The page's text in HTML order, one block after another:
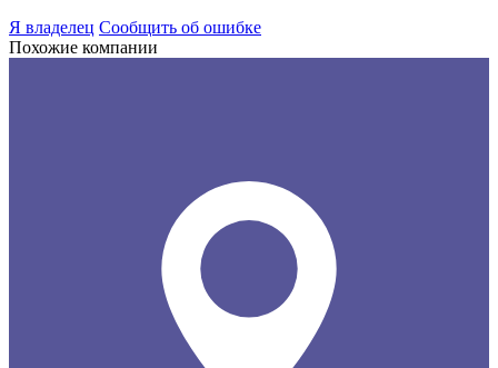
Я владелец Сообщить об ошибке
Похожие компании